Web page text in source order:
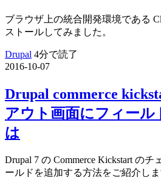
ブラウザ上の統合開発環境である
ストールしてみました。
Drupal 4分で読了
2016-10-07
Drupal commerce
アウト画面にフィール
は
Drupal 7 の Commerce Kickstart の
ールドを追加する方法をご紹介しま